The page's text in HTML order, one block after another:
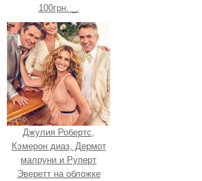
100грн. _.
Джулия Робертс,
Кэмерон диаз, Дермот
малруни и Руперт
Эверетт на обложке